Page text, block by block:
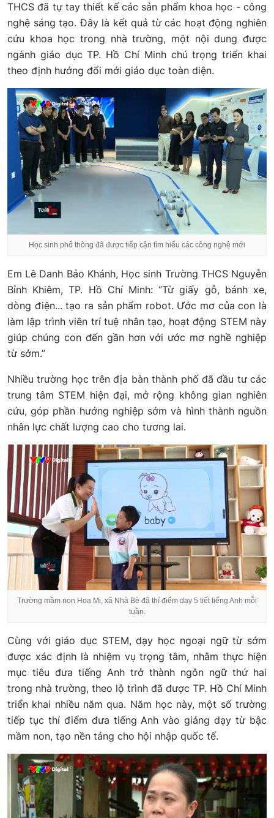
THCS đã tự tay thiết kế các sản phẩm khoa học - công
nghệ sáng tạo. Đây là kết quả từ các hoạt động nghiên
cứu khoa học trong nhà trường, một nội dung được
ngành giáo dục TP. Hồ Chí Minh chú trọng triển khai
theo định hướng đổi mới giáo dục toàn diện.
Học sinh phổ thông đã được tiếp cận tìm hiểu các công nghệ mới
Em Lê Danh Bảo Khánh, Học sinh Trường THCS Nguyễn
Bỉnh Khiêm, TP. Hồ Chí Minh: “Từ giấy gỗ, bánh xe,
dòng điện... tạo ra sản phẩm robot. Ước mơ của con là
làm lập trình viên trí tuệ nhân tạo, hoạt động STEM này
giúp chúng con đến gần hơn với ước mơ nghề nghiệp
từ sớm.”
Nhiều trường học trên địa bàn thành phố đã đầu tư các
trung tâm STEM hiện đại, mở rộng không gian nghiên
cứu, góp phần hướng nghiệp sớm và hình thành nguồn
nhân lực chất lượng cao cho tương lai.
Trường mầm non Hoạ Mi, xã Nhà Bè đã thí điểm dạy 5 tiết tiếng Anh mỗi
tuần.
Cùng với giáo dục STEM, dạy học ngoại ngữ từ sớm
được xác định là nhiệm vụ trọng tâm, nhằm thực hiện
mục tiêu đưa tiếng Anh trở thành ngôn ngữ thứ hai
trong nhà trường, theo lộ trình đã được TP. Hồ Chí Minh
triển khai nhiều năm qua. Năm học này, một số trường
tiếp tục thí điểm đưa tiếng Anh vào giảng dạy từ bậc
mầm non, tạo nền tảng cho hội nhập quốc tế.